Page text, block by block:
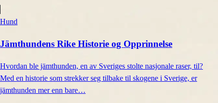
Hund
Jämthundens Rike Historie og Opprinnelse
Hvordan ble jämthunden, en av Sveriges stolte nasjonale raser, til?
Med en historie som strekker seg tilbake til skogene i Sverige, er
jämthunden mer enn bare…